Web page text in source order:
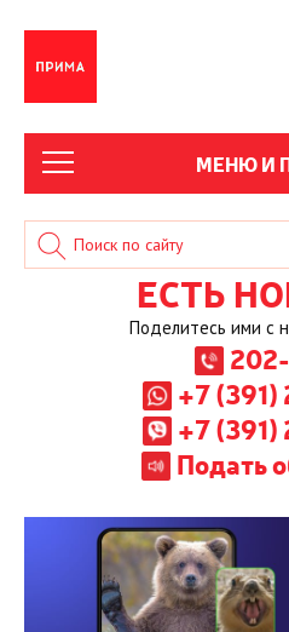
МЕНЮ И
ЕСТЬ
Поделитесь ими с
+7
+7
Подать